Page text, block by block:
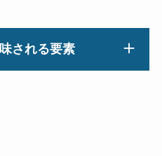
される要素